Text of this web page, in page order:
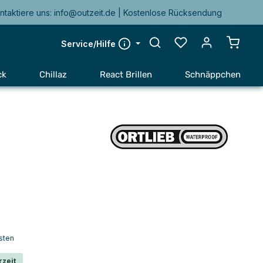
uns: info@outzeit.de | Kostenlose Rücksendung
Service/Hilfe
Chillaz React Brillen Schnäppchen